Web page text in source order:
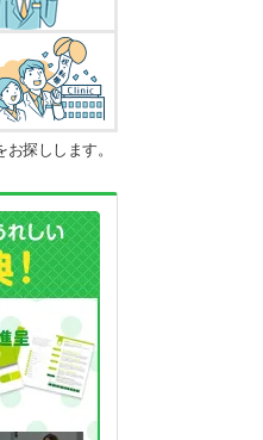
探しします。